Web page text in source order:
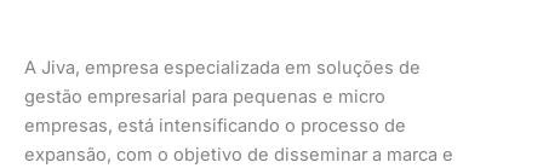
A Jiva, empresa especializada em soluções de
gestão empresarial para pequenas e micro
empresas, está intensificando o processo de
expansão, com o objetivo de disseminar a marca e